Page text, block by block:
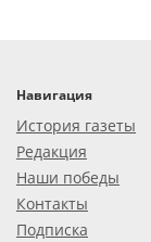
Навигация
История газеты
Редакция
Наши победы
Контакты
Подписка